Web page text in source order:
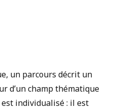
un parcours décrit un
d’un champ thématique
individualisé : il est